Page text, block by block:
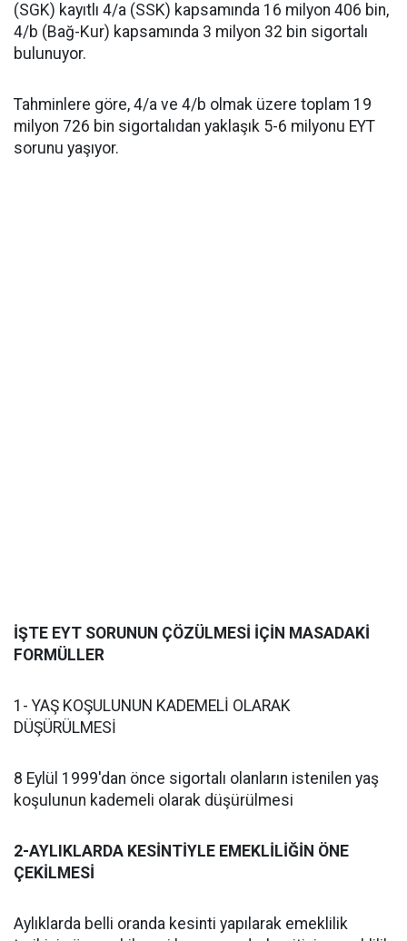
(SGK) kayıtlı 4/a (SSK) kapsamında 16 milyon 406 bin,
4/b (Bağ-Kur) kapsamında 3 milyon 32 bin sigortalı
bulunuyor.
Tahminlere göre, 4/a ve 4/b olmak üzere toplam 19
milyon 726 bin sigortalıdan yaklaşık 5-6 milyonu EYT
sorunu yaşıyor.
İŞTE EYT SORUNUN ÇÖZÜLMESİ İÇİN MASADAKİ
FORMÜLLER
1- YAŞ KOŞULUNUN KADEMELİ OLARAK
DÜŞÜRÜLMESİ
8 Eylül 1999'dan önce sigortalı olanların istenilen yaş
koşulunun kademeli olarak düşürülmesi
2-AYLIKLARDA KESİNTİYLE EMEKLİLİĞİN ÖNE
ÇEKİLMESİ
Aylıklarda belli oranda kesinti yapılarak emeklilik